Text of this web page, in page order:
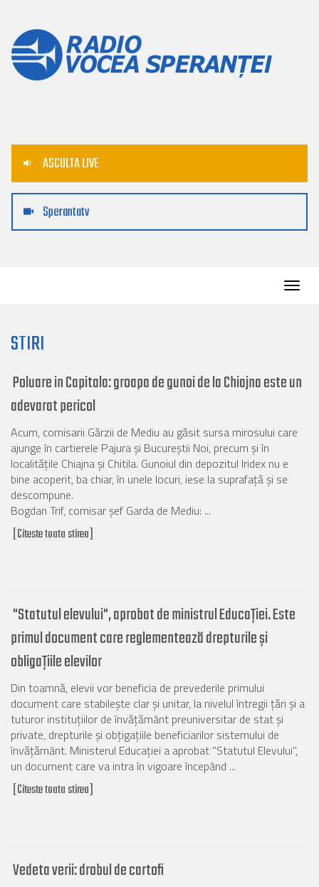
ASCULTA LIVE
Sperantatv
STIRI
Poluare in Capitala: groapa de gunoi de la Chiajna este un
adevarat pericol
Acum, comisarii Gărzii de Mediu au găsit sursa mirosului care
ajunge în cartierele Pajura şi Bucureştii Noi, precum şi în
localităţile Chiajna şi Chitila. Gunoiul din depozitul Iridex nu e
bine acoperit, ba chiar, în unele locuri, iese la suprafaţă şi se
descompune.
Bogdan Trif, comisar şef Garda de Mediu: ...
[Citeste toata stirea]
"Statutul elevului", aprobat de ministrul Educaţiei. Este
primul document care reglementează drepturile şi
obligaţiile elevilor
Din toamnă, elevii vor beneficia de prevederile primului
document care stabileşte clar şi unitar, la nivelul întregii ţări şi a
tuturor instituţiilor de învăţământ preuniversitar de stat şi
private, drepturile şi obţigaţiile beneficiarilor sistemului de
învăţământ. Ministerul Educaţiei a aprobat "Statutul Elevului",
un document care va intra în vigoare începând ...
[Citeste toata stirea]
Vedeta verii: drobul de cartofi